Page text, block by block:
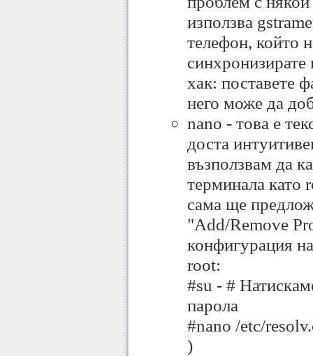
използва
телефон, който
синхронизирате
хак: поставете
него може да
nano - това е
доста
възползвам да
терминала като
сама ще
"Add/Remove
конфигурация
root:
#su - #
парола
#nano /etc/
)